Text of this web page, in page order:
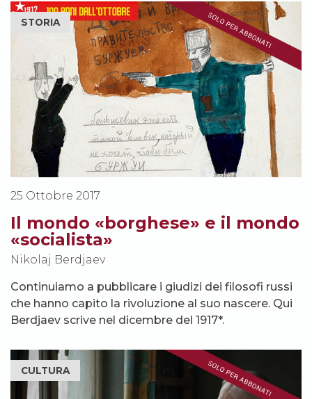
STORIA
25 Ottobre 2017
Il mondo «borghese» e il mondo
«socialista»
Nikolaj Berdjaev
Continuiamo a pubblicare i giudizi dei filosofi russi
che hanno capito la rivoluzione al suo nascere. Qui
Berdjaev scrive nel dicembre del 1917*.
CULTURA